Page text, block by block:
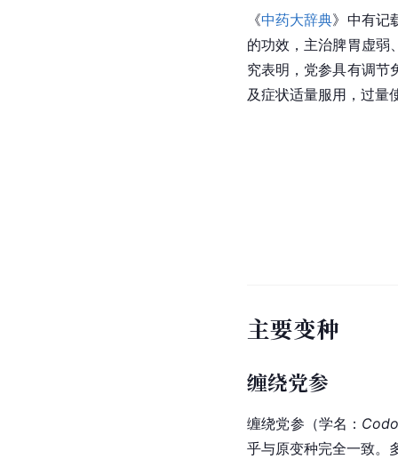
《中药大辞典》中有记
的功效，主治脾胃虚弱
究表明，党参具有调节
及症状适量服用，过量
主要变种
缠绕党参
缠绕党参（学名 ：
乎与原变种完全一致。